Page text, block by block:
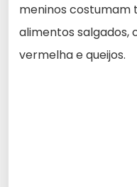
meninos costumam
alimentos
vermelha e queijos.